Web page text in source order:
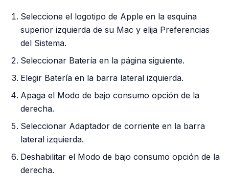
Seleccione el logotipo de Apple en la esquina
superior izquierda de su Mac y elija Preferencias
del Sistema.
Seleccionar Batería en la página siguiente.
Elegir Batería en la barra lateral izquierda.
Apaga el Modo de bajo consumo opción de la
derecha.
Seleccionar Adaptador de corriente en la barra
lateral izquierda.
Deshabilitar el Modo de bajo consumo opción de la
derecha.